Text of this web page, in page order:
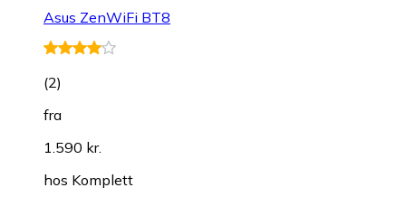
Asus ZenWiFi BT8
(2)
fra
1.590 kr.
hos Komplett